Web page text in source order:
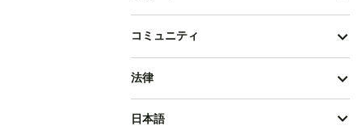
コミュニティ
法律
日本語